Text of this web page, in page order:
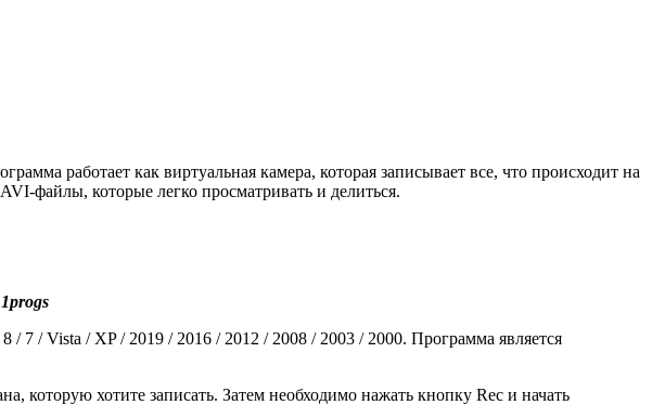
работает как виртуальная камера, которая записывает все, что происходит на
файлы, которые легко просматривать и делиться.
1progs
7 / Vista / XP / 2019 / 2016 / 2012 / 2008 / 2003 / 2000. Программа является
которую хотите записать. Затем необходимо нажать кнопку Rec и начать